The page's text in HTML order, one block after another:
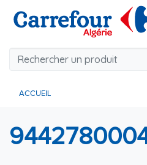
ACCUEIL